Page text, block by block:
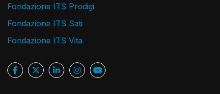
Fondazione ITS Prodigi
Fondazione ITS Sati
Fondazione ITS Vita